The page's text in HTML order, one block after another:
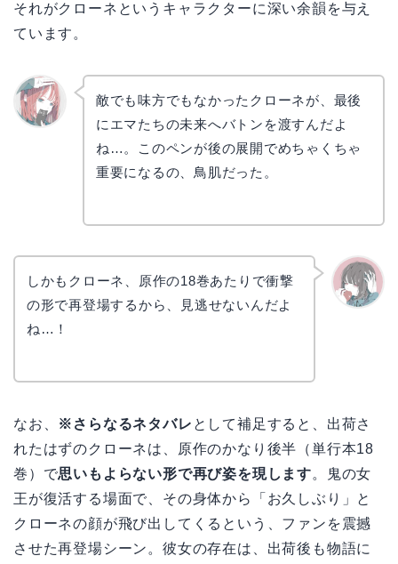
それがクローネというキャラクターに深い余韻を与え
ています。
敵でも味方でもなかったクローネが、最後
にエマたちの未来へバトンを渡すんだよ
ね…。このペンが後の展開でめちゃくちゃ
重要になるの、鳥肌だった。
しかもクローネ、原作の18巻あたりで衝撃
の形で再登場するから、見逃せないんだよ
ね…！
なお、 ※さらなるネタバレ として補足すると、出荷さ
れたはずのクローネは、原作のかなり後半（単行本18
巻）で思いもよらない形で再び姿を現します。鬼の女
王が復活する場面で、その身体から「お久しぶり」と
クローネの顔が飛び出してくるという、ファンを震撼
させた再登場シーン。彼女の存在は、出荷後も物語に